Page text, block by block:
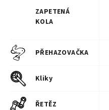
ZAPETENÁ
KOLA
PŘEHAZOVAČKA
Kliky
ŘETĚZ